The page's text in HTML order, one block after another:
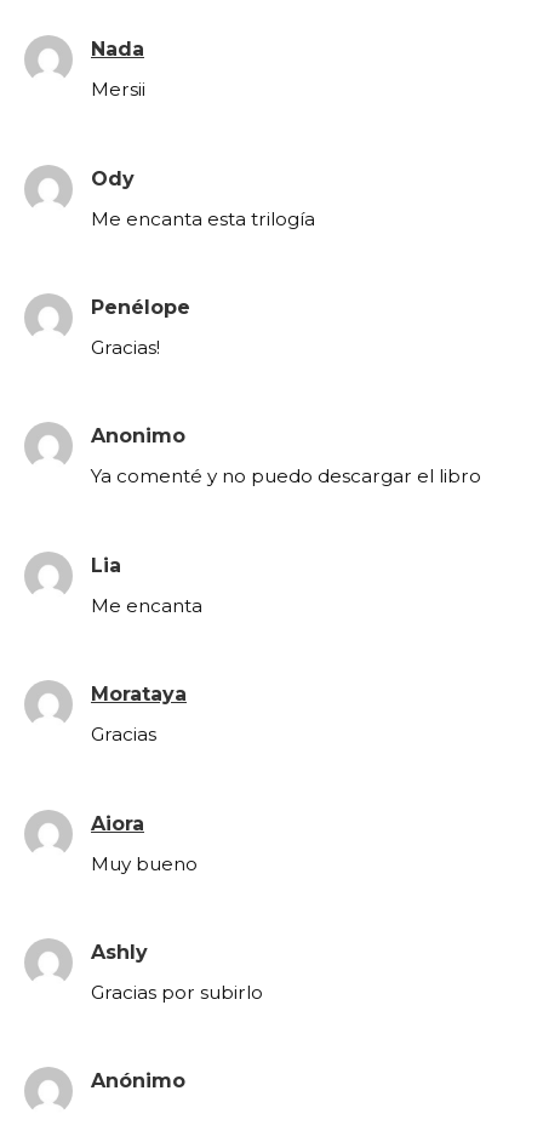
Nada
Mersii
Ody
Me encanta esta trilogía
Penélope
Gracias!
Anonimo
Ya comenté y no puedo descargar el libro
Lia
Me encanta
Morataya
Gracias
Aiora
Muy bueno
Ashly
Gracias por subirlo
Anónimo